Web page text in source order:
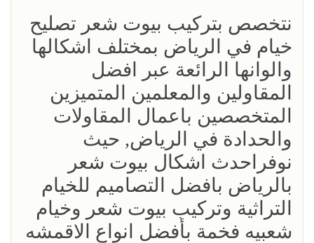
نتخصص بتركيب بيوت شعر تصليح
خيام في الرياض بمختلف اشكالها
والوانها الرائعة عبر افضل
المقاولين والمعلمين المتميزين
المتخصصين باعمال المقاولات
والحدادة في الرياض, حيث
نوفراحدث اشكال بيوت شعر
بالرياض بافضل التصاميم للخيام
التراثية وتركيب بيوت شعر وخيام
شعبيه فخمة بأفضل انواع الاقمشه